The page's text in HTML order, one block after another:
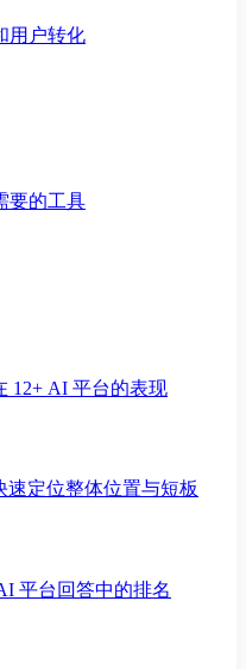
用户转化
要的工具
12+ AI 平台的表现
定位整体位置与短板
平台回答中的排名